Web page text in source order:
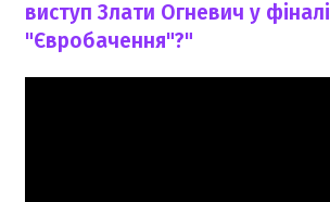
виступ Злати Огневич у фіналі
"Євробачення"?"